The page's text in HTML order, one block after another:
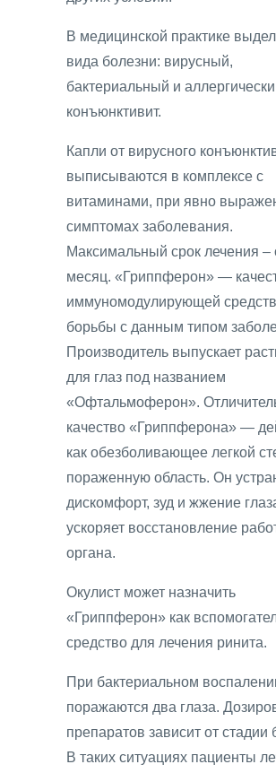
В медицинской практике
вида болезни: вирусный,
бактериальный и
конъюнктивит.
Капли от вирусного
выписываются в комплексе с
витаминами, при явно
симптомах заболевания.
Максимальный срок лечения –
месяц. «Гриппферон» —
иммуномодулирующей
борьбы с данным типом
Производитель выпускает
для глаз под названием
«Офтальмоферон».
качество «Гриппферона» —
как обезболивающее легкой
пораженную область. Он
дискомфорт, зуд и жжение
ускоряет восстановление
органа.
Окулист может назначить
«Гриппферон» как
средство для лечения ринита.
При бактериальном
поражаются два глаза.
препаратов зависит от стадии
В таких ситуациях пациенты